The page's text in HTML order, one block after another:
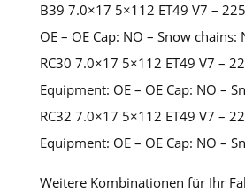
B39 7.0×17 5×112 ET49 V7 –
OE – OE Cap: NO – Snow chains:
RC30 7.0×17 5×112 ET49 V7 –
Equipment: OE – OE Cap: NO –
RC32 7.0×17 5×112 ET49 V7 –
Equipment: OE – OE Cap: NO –
Weitere Kombinationen für Ihr